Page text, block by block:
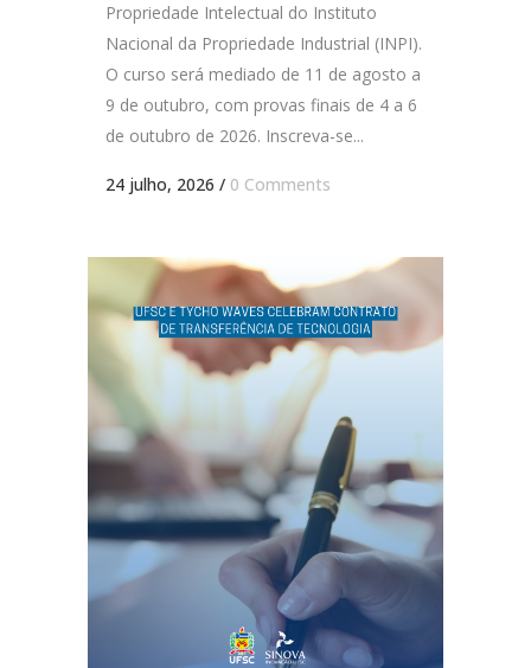
Propriedade Intelectual do Instituto
Nacional da Propriedade Industrial (INPI).
O curso será mediado de 11 de agosto a
9 de outubro, com provas finais de 4 a 6
de outubro de 2026. Inscreva-se...
24 julho, 2026 / 0 Comments